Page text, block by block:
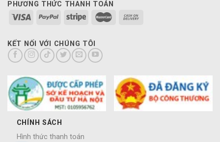
PHƯƠNG THỨC THANH TOÁN
KẾT NỐI VỚI CHÚNG TÔI
CHÍNH SÁCH
Hình thức thanh toán